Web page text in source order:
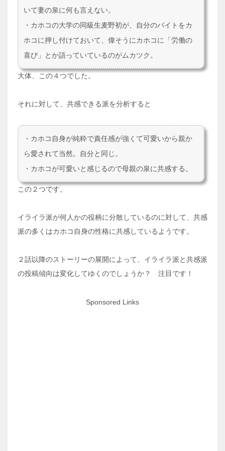
いて妻の泉に何も言えない。
・カホコの大学の同級生麦野初が、自分のバイトをカ
ホコに押し付けておいて、偉そうにカホコに「労働の
喜び」とか語っていているのがムカツク。
大体、この４つでした。
それに対して、共感できる派を分析すると
・カホコ自身が純粋で責任感が強くて可愛いから親か
ら愛されて当然。自分と同じ。
・カホコが可愛いと感じるので母親の泉に共感する。
この２つです。
イライラ派が何人かの役柄に分散しているのに対して、共感
派の多くはカホコ自身の性格に共感しているようです。
２話以降のストーリーの展開によって、イライラ派と共感派
の投稿傾向は変化してゆくのでしょうか？ 注目です！
Sponsored Links